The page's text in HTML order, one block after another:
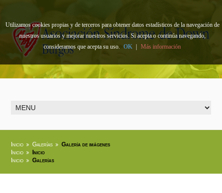
Inicio Galerías
Galería de imágenes
Inicio
Inicio
Inicio
Galerías
Utilizamos cookies propias y de terceros para obtener datos estadísticos de la navegación de
nuestros usuarios y mejorar nuestros servicios. Si acepta o continúa navegando,
consideramos que acepta su uso. OK Más información